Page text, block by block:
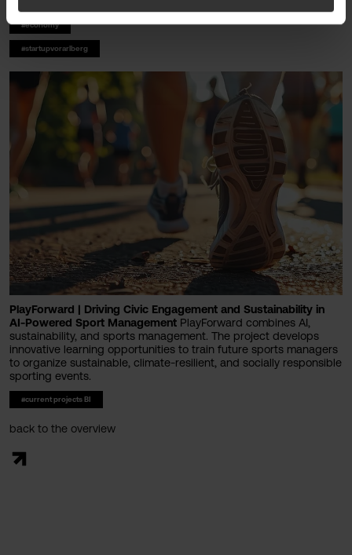
#economy
#startupvorarlberg
PlayForward | Driving Civic Engagement and Sustainability in
AI-Powered Sport Management PlayForward combines AI,
sustainability, and sports management. The project develops
innovative learning opportunities to train future sports managers
to organize sustainable, climate-resilient, and socially responsible
sporting events.
#current projects BI
back to the overview